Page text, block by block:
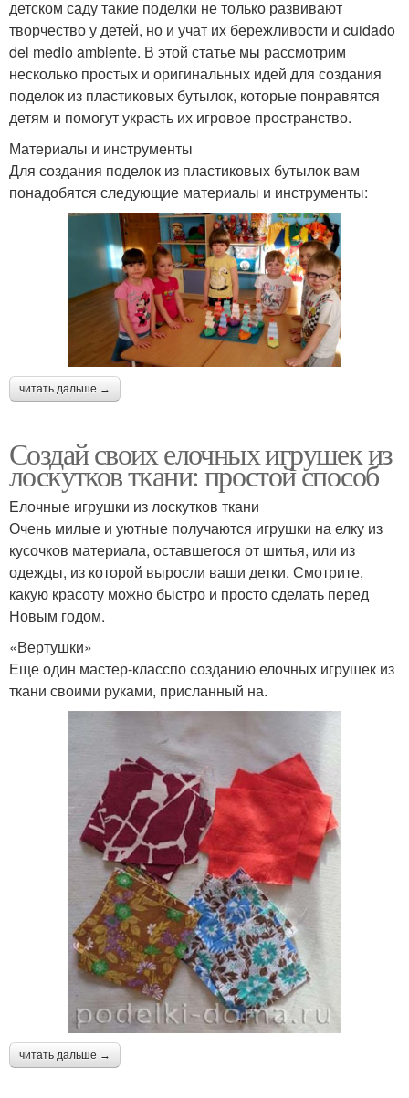
детском саду такие поделки не только развивают
творчество у детей, но и учат их бережливости и cuidado
del medio ambiente. В этой статье мы рассмотрим
несколько простых и оригинальных идей для создания
поделок из пластиковых бутылок, которые понравятся
детям и помогут украсть их игровое пространство.
Материалы и инструменты
Для создания поделок из пластиковых бутылок вам
понадобятся следующие материалы и инструменты:
читать дальше →
Создай своих елочных игрушек из
лоскутков ткани: простой способ
Елочные игрушки из лоскутков ткани
Очень милые и уютные получаются игрушки на елку из
кусочков материала, оставшегося от шитья, или из
одежды, из которой выросли ваши детки. Смотрите,
какую красоту можно быстро и просто сделать перед
Новым годом.
«Вертушки»
Еще один мастер-класспо созданию елочных игрушек из
ткани своими руками, присланный на.
читать дальше →